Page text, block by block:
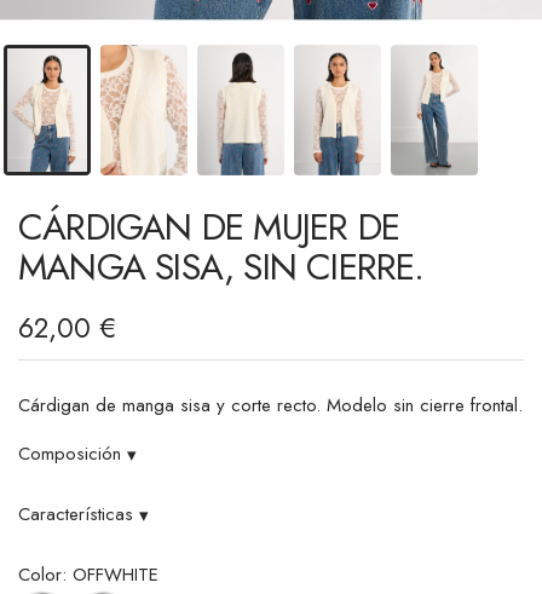
CÁRDIGAN DE MUJER DE
MANGA SISA, SIN CIERRE.
62,00 €
Cárdigan de manga sisa y corte recto. Modelo sin cierre frontal.
Composición ▾
Características ▾
Color: OFFWHITE